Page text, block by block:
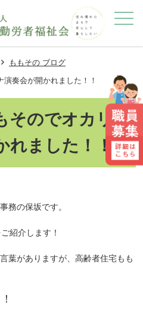
メニュー
ももその ブログ
奏会が開かれました！！
そのでオカリ
れました！！
務の保坂です。
紹介します！
葉がありますが、高齢者住宅もも